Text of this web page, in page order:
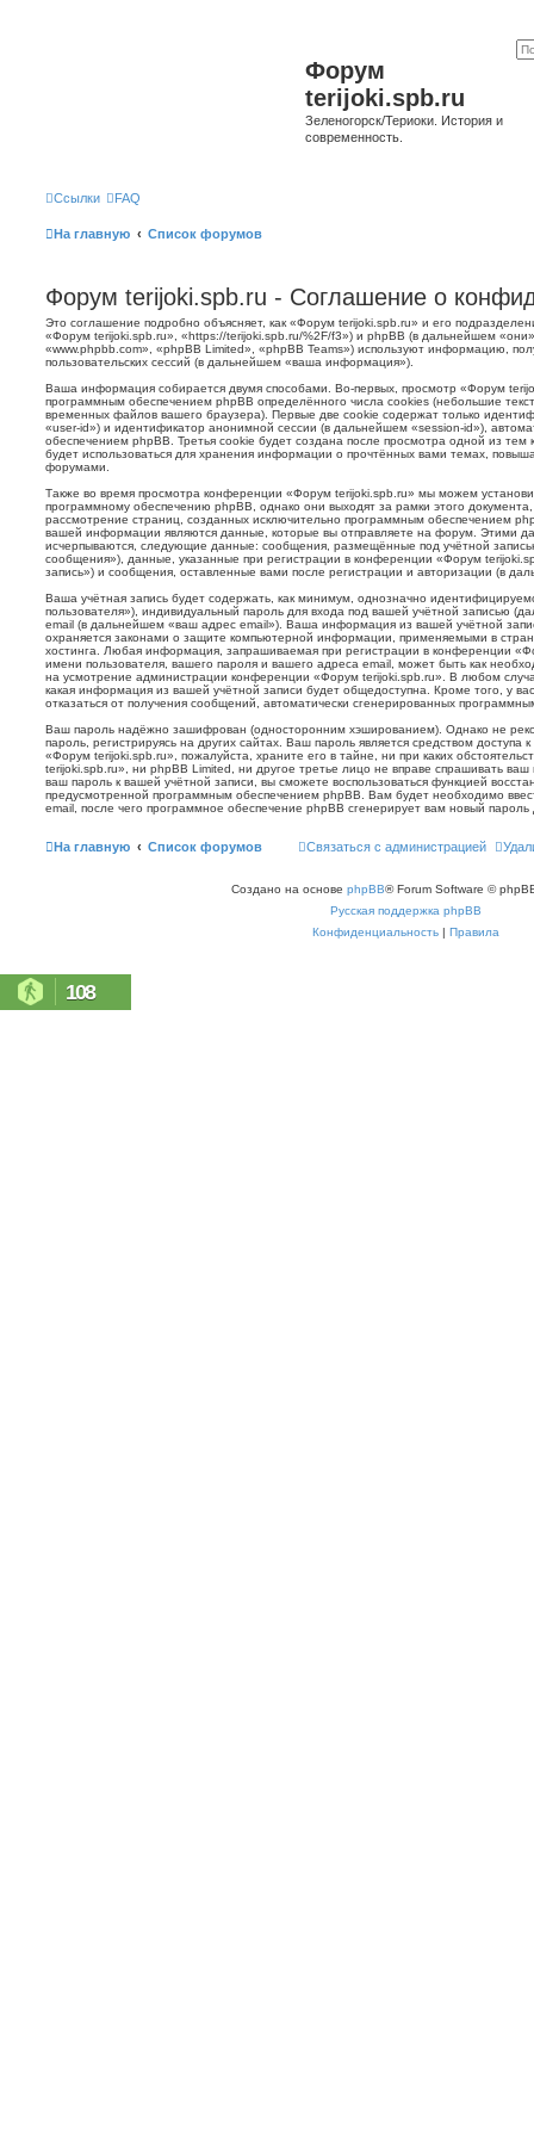
Форум
terijoki.spb.ru
Зеленогорск/Териоки. История и
современность.
Ссылки FAQ
На главную Список форумов
Форум terijoki.spb.ru - Соглашение о
Это соглашение подробно объясняет, как «Форум terijoki.spb.ru» и его
«Форум terijoki.spb.ru», «https://terijoki.spb.ru/%2F/f3») и phpBB (в дальнейшем
«www.phpbb.com», «phpBB Limited», «phpBB Teams») используют информацию,
пользовательских сессий (в дальнейшем «ваша информация»).
Ваша информация собирается двумя способами. Во-первых, просмотр «Форум
программным обеспечением phpBB определённого числа cookies (небольшие
временных файлов вашего браузера). Первые две cookie содержат только
«user-id») и идентификатор анонимной сессии (в дальнейшем «session-id»),
обеспечением phpBB. Третья cookie будет создана после просмотра одной из
будет использоваться для хранения информации о прочтённых вами темах,
форумами.
Также во время просмотра конференции «Форум terijoki.spb.ru» мы можем
программному обеспечению phpBB, однако они выходят за рамки этого документа,
рассмотрение страниц, созданных исключительно программным обеспечением
вашей информации являются данные, которые вы отправляете на форум. Этими
исчерпываются, следующие данные: сообщения, размещённые под учётной
сообщения»), данные, указанные при регистрации в конференции «Форум
запись») и сообщения, оставленные вами после регистрации и авторизации (в
Ваша учётная запись будет содержать, как минимум, однозначно
пользователя»), индивидуальный пароль для входа под вашей учётной записью
email (в дальнейшем «ваш адрес email»). Ваша информация из вашей учётной
охраняется законами о защите компьютерной информации, применяемыми в
хостинга. Любая информация, запрашиваемая при регистрации в конференции
имени пользователя, вашего пароля и вашего адреса email, может быть как
на усмотрение администрации конференции «Форум terijoki.spb.ru». В любом
какая информация из вашей учётной записи будет общедоступна. Кроме того, у
отказаться от получения сообщений, автоматически сгенерированных
Ваш пароль надёжно зашифрован (односторонним хэшированием). Однако не
пароль, регистрируясь на других сайтах. Ваш пароль является средством
«Форум terijoki.spb.ru», пожалуйста, храните его в тайне, ни при каких
terijoki.spb.ru», ни phpBB Limited, ни другое третье лицо не вправе спрашивать
ваш пароль к вашей учётной записи, вы сможете воспользоваться функцией
предусмотренной программным обеспечением phpBB. Вам будет необходимо
email, после чего программное обеспечение phpBB сгенерирует вам новый
На главную Список форумов Связаться с администрацией
Создано на основе phpBB® Forum Software ©
Русская поддержка phpBB
Конфиденциальность | Правила
108